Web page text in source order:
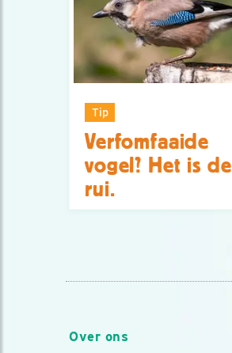
Tip
Verfomfaaide
vogel? Het is de
rui.
Over ons